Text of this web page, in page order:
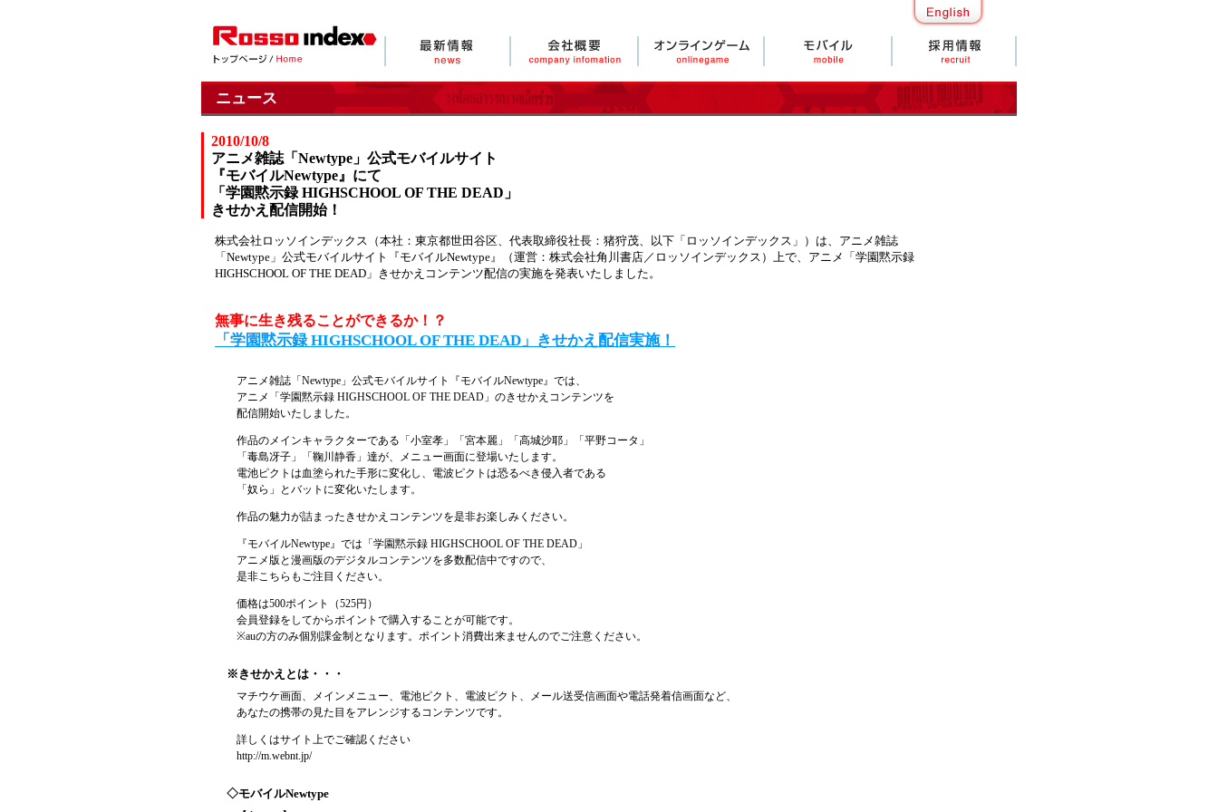
ニュース
2010/10/8
アニメ雑誌「Newtype」公式モバイルサイト
『モバイルNewtype』にて
「学園黙示録 HIGHSCHOOL OF THE DEAD」
きせかえ配信開始！
株式会社ロッソインデックス（本社：東京都世田谷区、代表取締役社長：猪狩茂、以下「ロッソインデックス」）は、アニメ雑誌
「Newtype」公式モバイルサイト『モバイルNewtype』（運営：株式会社角川書店／ロッソインデックス）上で、アニメ「学園黙示録
HIGHSCHOOL OF THE DEAD」きせかえコンテンツ配信の実施を発表いたしました。
無事に生き残ることができるか！？
「学園黙示録 HIGHSCHOOL OF THE DEAD」きせかえ配信実施！
アニメ雑誌「Newtype」公式モバイルサイト『モバイルNewtype』では、
アニメ「学園黙示録 HIGHSCHOOL OF THE DEAD」のきせかえコンテンツを
配信開始いたしました。
作品のメインキャラクターである「小室孝」「宮本麗」「高城沙耶」「平野コータ」
「毒島冴子」「鞠川静香」達が、メニュー画面に登場いたします。
電池ピクトは血塗られた手形に変化し、電波ピクトは恐るべき侵入者である
「奴ら」とバットに変化いたします。
作品の魅力が詰まったきせかえコンテンツを是非お楽しみください。
『モバイルNewtype』では「学園黙示録 HIGHSCHOOL OF THE DEAD」
アニメ版と漫画版のデジタルコンテンツを多数配信中ですので、
是非こちらもご注目ください。
価格は500ポイント（525円）
会員登録をしてからポイントで購入することが可能です。
※auの方のみ個別課金制となります。ポイント消費出来ませんのでご注意ください。
※きせかえとは・・・
マチウケ画面、メインメニュー、電池ピクト、電波ピクト、メール送受信画面や電話発着信画面など、
あなたの携帯の見た目をアレンジするコンテンツです。
詳しくはサイト上でご確認ください
http://m.webnt.jp/
◇モバイルNewtype